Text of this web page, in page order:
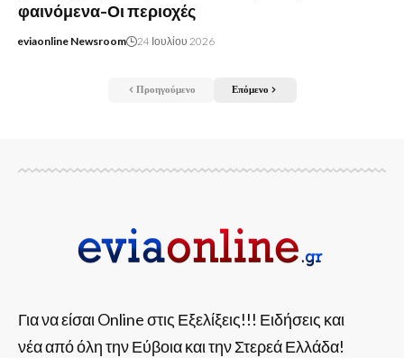
φαινόμενα-Οι περιοχές
eviaonline Newsroom 24 Ιουλίου 2026
Προηγούμενο Επόμενο
Για να είσαι Online στις Εξελίξεις!!! Ειδήσεις και
νέα από όλη την Εύβοια και την Στερεά Ελλάδα!